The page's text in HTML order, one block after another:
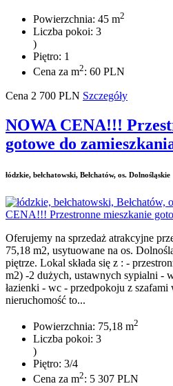
Powierzchnia: 45 m2
Liczba pokoi: 3
)
Piętro: 1
Cena za m2: 60 PLN
Cena 2 700 PLN Szczegóły
NOWA CENA!!!
gotowe do
łódzkie, bełchatowski, Bełchatów, os. Dolnośląskie
Oferujemy na sprzedaż atrakcyjne
75,18 m2, usytuowane na os.
piętrze. Lokal składa się z : -
m2) -2 dużych, ustawnych sypialni -
łazienki - wc - przedpokoju z
nieruchomość to...
Powierzchnia: 75,18 m2
Liczba pokoi: 3
)
Piętro: 3/4
Cena za m2: 5 307 PLN